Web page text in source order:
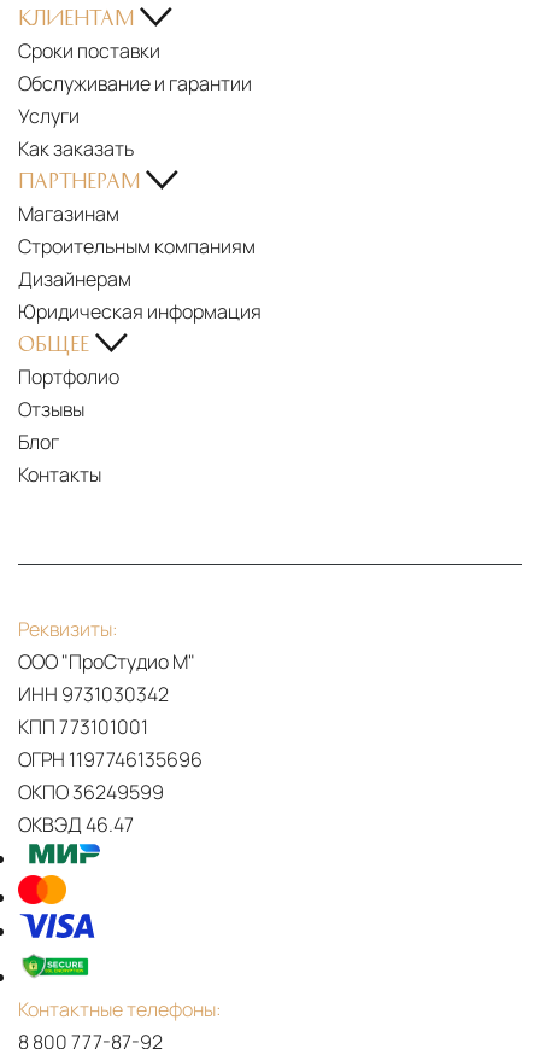
КЛИЕНТАМ
Сроки поставки
Обслуживание и гарантии
Услуги
Как заказать
ПАРТНЕРАМ
Магазинам
Строительным компаниям
Дизайнерам
Юридическая информация
ОБЩЕЕ
Портфолио
Отзывы
Блог
Контакты
Реквизиты:
ООО "ПроСтудио М"
ИНН 9731030342
КПП 773101001
ОГРН 1197746135696
ОКПО 36249599
ОКВЭД 46.47
Контактные телефоны:
8 800 777-87-92